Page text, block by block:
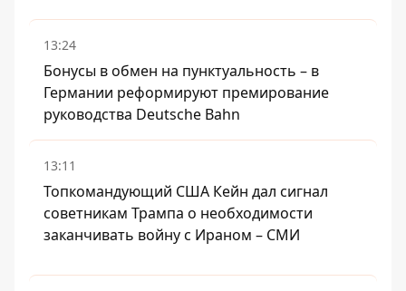
13:24
Бонусы в обмен на пунктуальность – в
Германии реформируют премирование
руководства Deutsche Bahn
13:11
Топкомандующий США Кейн дал сигнал
советникам Трампа о необходимости
заканчивать войну с Ираном – СМИ